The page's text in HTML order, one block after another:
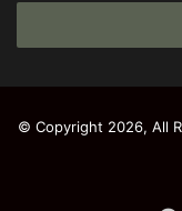
© Copyright 2026, All